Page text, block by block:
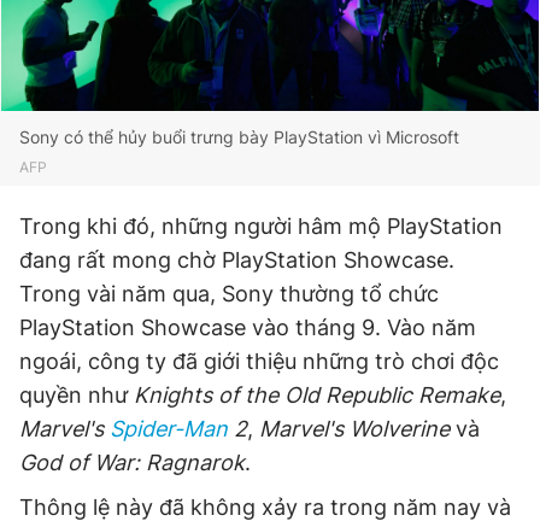
Tổng biên tập: Nguyễn Ngọc Toàn
Phó tổng biên tập thường trực: Hải Thành
Phó tổng biên tập: Lâm Hiếu Dũng
Phó tổng biên tập: Trần Việt Hưng
Tổng thư ký tòa soạn: Đức Trung
Giấy phép xuất bản số 110/GP - BTTTT cấp ngày 24.3.2020
© 2003-2026 Bản quyền thuộc về Báo Thanh Niên. Cấm sao
Sony có thể hủy buổi trưng bày PlayStation vì Microsoft
AFP
Trong khi đó, những người hâm mộ PlayStation
đang rất mong chờ PlayStation Showcase.
Trong vài năm qua, Sony thường tổ chức
PlayStation Showcase vào tháng 9. Vào năm
ngoái, công ty đã giới thiệu những trò chơi độc
quyền như Knights of the Old Republic Remake,
Marvel's Spider-Man 2, Marvel's Wolverinevà
God of War: Ragnarok.
Thông lệ này đã không xảy ra trong năm nay và